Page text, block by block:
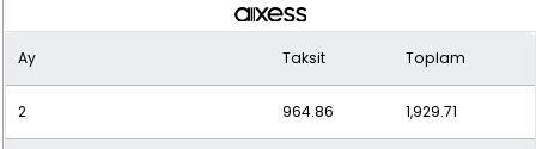
Ay Taksit Toplam
2 964.86 1,929.71